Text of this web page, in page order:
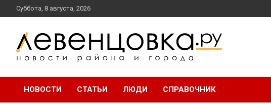
перейти
к
Суббота, 8 августа, 2026
Левенцовка Ру
НОВОСТИ СТАТЬИ ЛЮДИ СПРАВОЧНИК